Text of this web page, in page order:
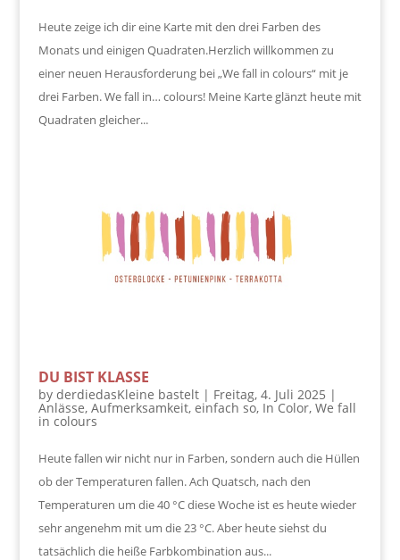
Heute zeige ich dir eine Karte mit den drei Farben des
Monats und einigen Quadraten.Herzlich willkommen zu
einer neuen Herausforderung bei „We fall in colours“ mit je
drei Farben. We fall in… colours! Meine Karte glänzt heute mit
Quadraten gleicher...
DU BIST KLASSE
by derdiedasKleine bastelt| Freitag, 4. Juli 2025 |
Anlässe, Aufmerksamkeit, einfach so, In Color, We fall
in colours
Heute fallen wir nicht nur in Farben, sondern auch die Hüllen
ob der Temperaturen fallen. Ach Quatsch, nach den
Temperaturen um die 40 °C diese Woche ist es heute wieder
sehr angenehm mit um die 23 °C. Aber heute siehst du
tatsächlich die heiße Farbkombination aus...